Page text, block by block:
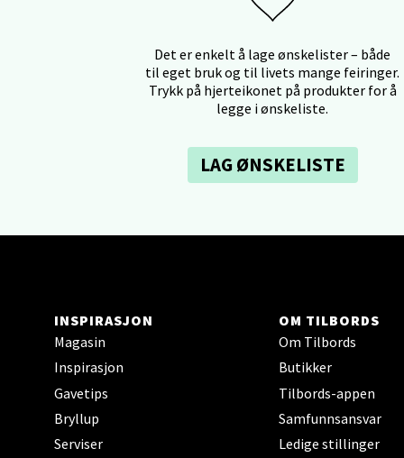
Det er enkelt å lage ønskelister – både
til eget bruk og til livets mange feiringer.
Trykk på hjerteikonet på produkter for å
legge i ønskeliste.
LAG ØNSKELISTE
INSPIRASJON
Magasin
Inspirasjon
Gavetips
Bryllup
Serviser
OM TILBORDS
Om Tilbords
Butikker
Tilbords-appen
Samfunnsansvar
Ledige stillinger
Åpent i